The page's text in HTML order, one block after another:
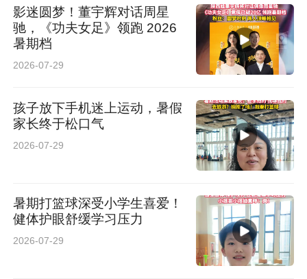
影迷圆梦！董宇辉对话周星
驰，《功夫女足》领跑 2026
暑期档
2026-07-29
孩子放下手机迷上运动，暑假
家长终于松口气
2026-07-29
暑期打篮球深受小学生喜爱！
健体护眼舒缓学习压力
2026-07-29